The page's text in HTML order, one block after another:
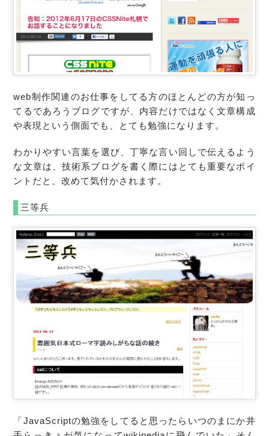
web制作関連のお仕事をしてる方のほとんどの方が知っ
てるであろうブログですが、内容だけではなく文章構成
や表現という側面でも、とても勉強になります。
わかりやすい言葉を選び、丁寧な言い回しで伝えるよう
な文章は、技術系ブログを書く際にはとても重要なポイ
ントだと、改めて気付かされます。
三等兵
「JavaScriptの勉強をしてると思ったらいつのまにか井